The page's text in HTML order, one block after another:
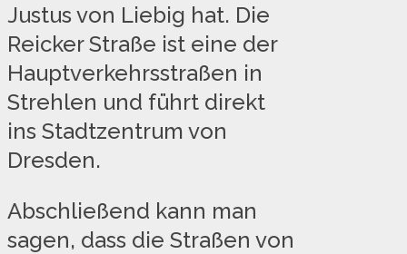
Justus von Liebig hat. Die
Reicker Straße ist eine der
Hauptverkehrsstraßen in
Strehlen und führt direkt
ins Stadtzentrum von
Dresden.
Abschließend kann man
sagen, dass die Straßen von